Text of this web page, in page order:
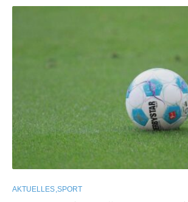
AKTUELLES SPORT